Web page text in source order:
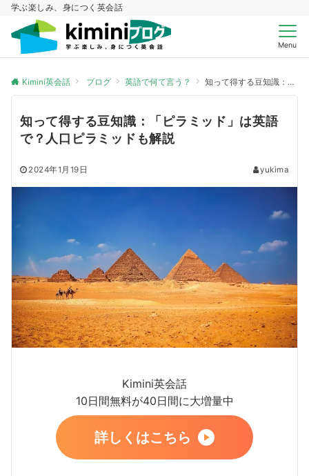
学ぶ楽しみ、身につく英会話
Menu
Kimini英会話 ブログ 英語で何て言う？ 知って得する豆知識：「ピラミッド」は英語で？人口ピラミッドも解説
知って得する豆知識：「ピラミッド」は英語
で？人口ピラミッドも解説
2024年1月19日 yukima
Kimini英会話
10日間無料が40日間に大増量中
詳しくはこちら